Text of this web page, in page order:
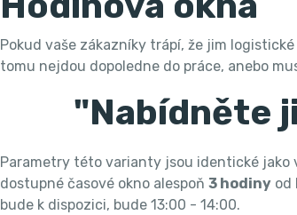
Pokud vaše zákazníky trápí, že jim
tomu nejdou dopoledne do práce, anebo
"Nabídněte
Parametry této varianty jsou identické jako
dostupné časové okno alespoň 3 hodiny od
bude k dispozici, bude 13:00 - 14:00.